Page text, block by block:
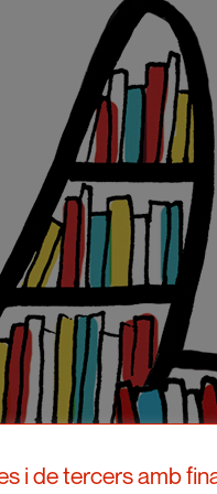
i de tercers amb